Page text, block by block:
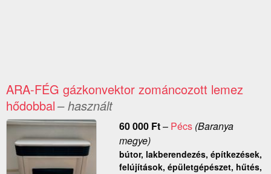
ARA-FÉG gázkonvektor zománcozott lemez
hődobbal– használt
60 000 Ft– Pécs(Baranya
megye)
bútor, lakberendezés, építkezések,
felújítások, épületgépészet, hűtés,